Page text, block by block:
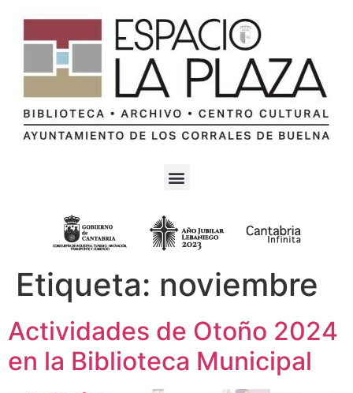
Etiqueta: noviembre
Actividades de Otoño 2024
en la Biblioteca Municipal